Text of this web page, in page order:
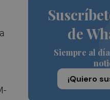
de
Siempre al
¡Quiero